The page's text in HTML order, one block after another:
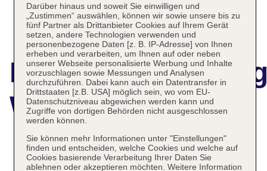
W Ibiza
Das bietet Ihre Unterkunft
Darüber hinaus und soweit Sie einwilligen und
„Zustimmen“ auswählen, können wir sowie unsere bis zu
fünf Partner als Drittanbieter Cookies auf Ihrem Gerät
setzen, andere Technologien verwenden und
personenbezogene Daten [z. B. IP-Adresse] von Ihnen
erheben und verarbeiten, um Ihnen auf oder neben
unserer Webseite personalisierte Werbung und Inhalte
vorzuschlagen sowie Messungen und Analysen
durchzuführen. Dabei kann auch ein Datentransfer in
Drittstaaten [z.B. USA] möglich sein, wo vom EU-
Datenschutzniveau abgewichen werden kann und
Zugriffe von dortigen Behörden nicht ausgeschlossen
werden können.
Sie können mehr Informationen unter "Einstellungen"
finden und entscheiden, welche Cookies und welche auf
Cookies basierende Verarbeitung Ihrer Daten Sie
ablehnen oder akzeptieren möchten. Weitere Information